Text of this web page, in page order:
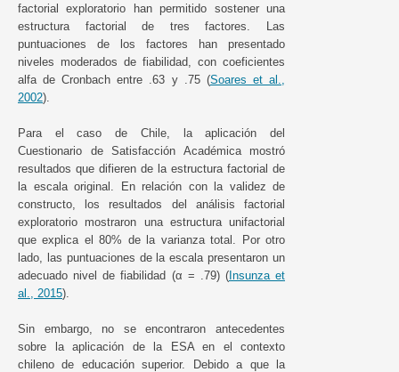
factorial exploratorio han permitido sostener una
estructura factorial de tres factores. Las
puntuaciones de los factores han presentado
niveles moderados de fiabilidad, con coeficientes
alfa de Cronbach entre .63 y .75 (Soares et al.,
2002).
Para el caso de Chile, la aplicación del
Cuestionario de Satisfacción Académica mostró
resultados que difieren de la estructura factorial de
la escala original. En relación con la validez de
constructo, los resultados del análisis factorial
exploratorio mostraron una estructura unifactorial
que explica el 80% de la varianza total. Por otro
lado, las puntuaciones de la escala presentaron un
adecuado nivel de fiabilidad (α = .79) (Insunza et
al., 2015).
Sin embargo, no se encontraron antecedentes
sobre la aplicación de la ESA en el contexto
chileno de educación superior. Debido a que la